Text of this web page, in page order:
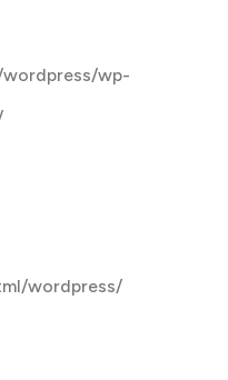
wp-
wordpress/